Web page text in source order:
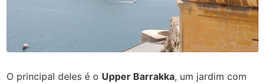
O principal deles é o Upper Barrakka, um jardim com